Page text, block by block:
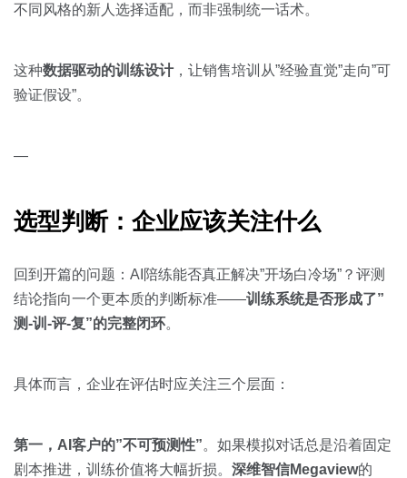
不同风格的新人选择适配，而非强制统一话术。
这种数据驱动的训练设计，让销售培训从”经验直觉”走向”可
验证假设”。
—
选型判断：企业应该关注什么
回到开篇的问题：AI陪练能否真正解决”开场白冷场”？评测
结论指向一个更本质的判断标准——训练系统是否形成了”
测-训-评-复”的完整闭环。
具体而言，企业在评估时应关注三个层面：
第一，AI客户的”不可预测性”。如果模拟对话总是沿着固定
剧本推进，训练价值将大幅折损。 深维智信Megaview的